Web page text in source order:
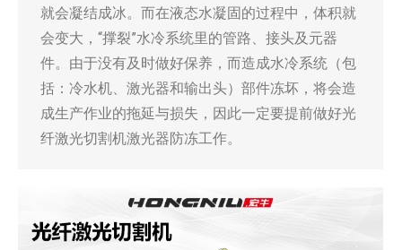
就会凝结成冰。而在液态水凝固的过程中，体积就
会变大，“撑裂”水冷系统里的管路、接头及元器
件。由于没有及时做好保养，而造成水冷系统（包
括：冷水机、激光器和输出头）部件冻坏，将会造
成生产作业的拖延与损失，因此一定要提前做好光
纤激光切割机激光器防冻工作。